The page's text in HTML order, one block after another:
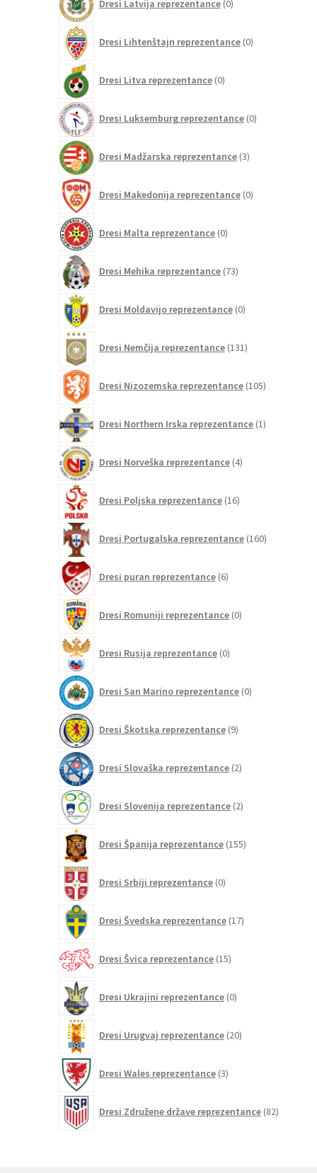
Dresi Latvija reprezentance 0izdelkov
Dresi Lihtenštajn reprezentance 0izdelkov
Dresi Litva reprezentance 0izdelkov
Dresi Luksemburg reprezentance 0izdelkov
Dresi Madžarska reprezentance 3izdelki
Dresi Makedonija reprezentance 0izdelkov
Dresi Malta reprezentance 0izdelkov
Dresi Mehika reprezentance 73izdelkov
Dresi Moldavijo reprezentance 0izdelkov
Dresi Nemčija reprezentance 131izdelkov
Dresi Nizozemska reprezentance 105izdelkov
Dresi Northern Irska reprezentance 1izdelek
Dresi Norveška reprezentance 4izdelki
Dresi Poljska reprezentance 16izdelkov
Dresi Portugalska reprezentance 160izdelkov
Dresi puran reprezentance 6izdelkov
Dresi Romuniji reprezentance 0izdelkov
Dresi Rusija reprezentance 0izdelkov
Dresi San Marino reprezentance 0izdelkov
Dresi Škotska reprezentance 9izdelkov
Dresi Slovaška reprezentance 2izdelka
Dresi Slovenija reprezentance 2izdelka
Dresi Španija reprezentance 155izdelkov
Dresi Srbiji reprezentance 0izdelkov
Dresi Švedska reprezentance 17izdelkov
Dresi Švica reprezentance 15izdelkov
Dresi Ukrajini reprezentance 0izdelkov
Dresi Urugvaj reprezentance 20izdelkov
Dresi Wales reprezentance 3izdelki
Dresi Združene države reprezentance 82izdelkov